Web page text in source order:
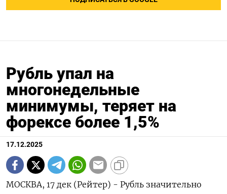
Рубль упал на
многонедельные
минимумы, теряет на
форексе более 1,5%
17.12.2025
МОСКВА, 17 дек (Рейтер) - Рубль значительно